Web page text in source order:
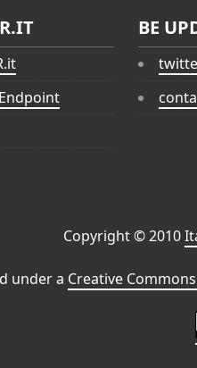
BE
Copyright © 2010
under a Creative